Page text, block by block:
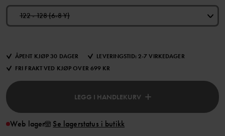
122 - 128 (6-8 Y)
ÅPENT KJØP 30 DAGER
LEVERINGSTID: 2-7 VIRKEDAGER
FRI FRAKT VED KJØP OVER 699 KR
LEGG I HANDLEKURV
Web lager Se lagerstatus i butikk